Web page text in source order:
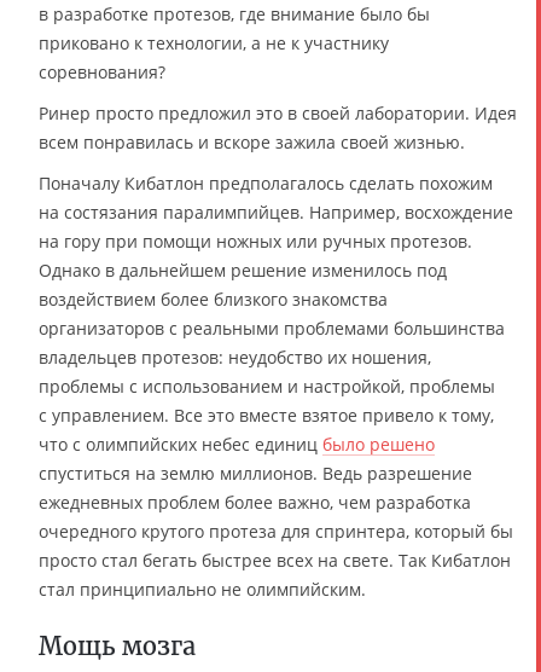
в разработке протезов, где внимание было бы
приковано к технологии, а не к участнику
соревнования?
Ринер просто предложил это в своей лаборатории. Идея
всем понравилась и вскоре зажила своей жизнью.
Поначалу Кибатлон предполагалось сделать похожим
на состязания паралимпийцев. Например, восхождение
на гору при помощи ножных или ручных протезов.
Однако в дальнейшем решение изменилось под
воздействием более близкого знакомства
организаторов с реальными проблемами большинства
владельцев протезов: неудобство их ношения,
проблемы с использованием и настройкой, проблемы
с управлением. Все это вместе взятое привело к тому,
что с олимпийских небес единиц было решено
спуститься на землю миллионов. Ведь разрешение
ежедневных проблем более важно, чем разработка
очередного крутого протеза для спринтера, который бы
просто стал бегать быстрее всех на свете. Так Кибатлон
стал принципиально не олимпийским.
Мощь мозга